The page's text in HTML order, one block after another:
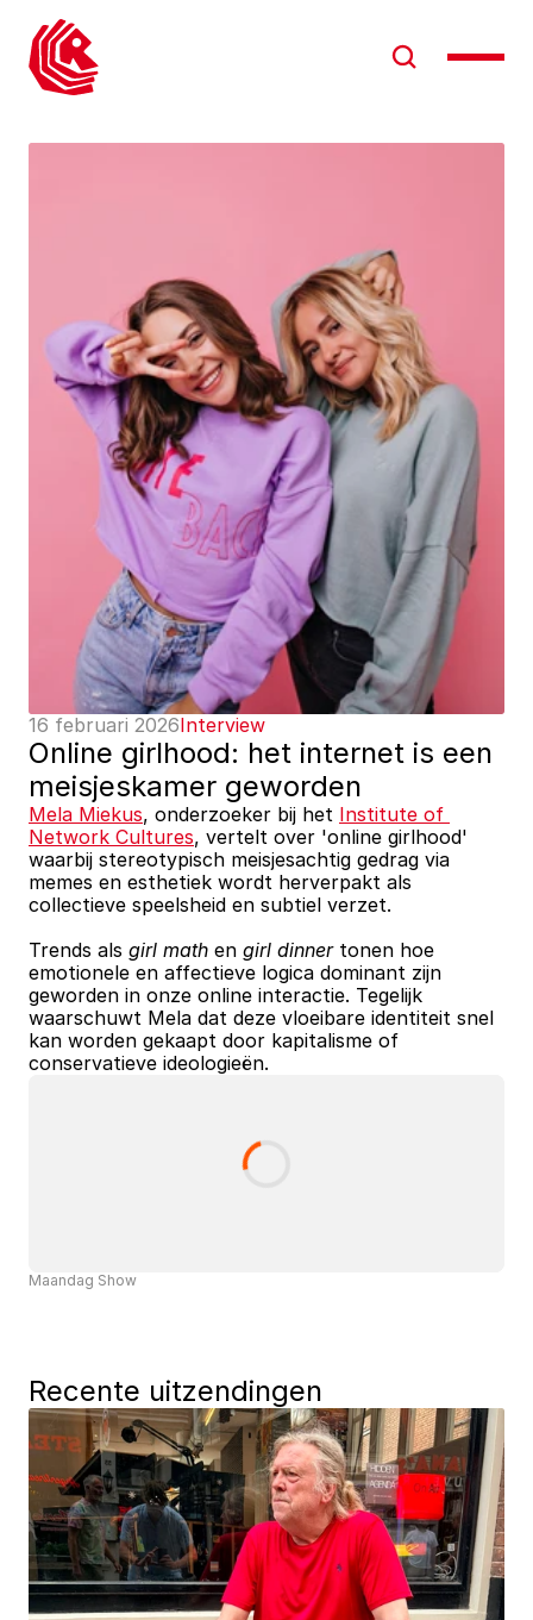
16 februari 2026Interview
Online girlhood: het internet is een
meisjeskamer geworden
Mela Miekus, onderzoeker bij het Institute of
Network Cultures, vertelt over 'online girlhood'
waarbij stereotypisch meisjesachtig gedrag via
memes en esthetiek wordt herverpakt als
collectieve speelsheid en subtiel verzet.
Trends als girl math en girl dinner tonen hoe
emotionele en affectieve logica dominant zijn
geworden in onze online interactie. Tegelijk
waarschuwt Mela dat deze vloeibare identiteit snel
kan worden gekaapt door kapitalisme of
conservatieve ideologieën.
Maandag Show
Recente uitzendingen